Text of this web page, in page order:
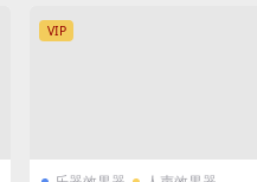
VIP